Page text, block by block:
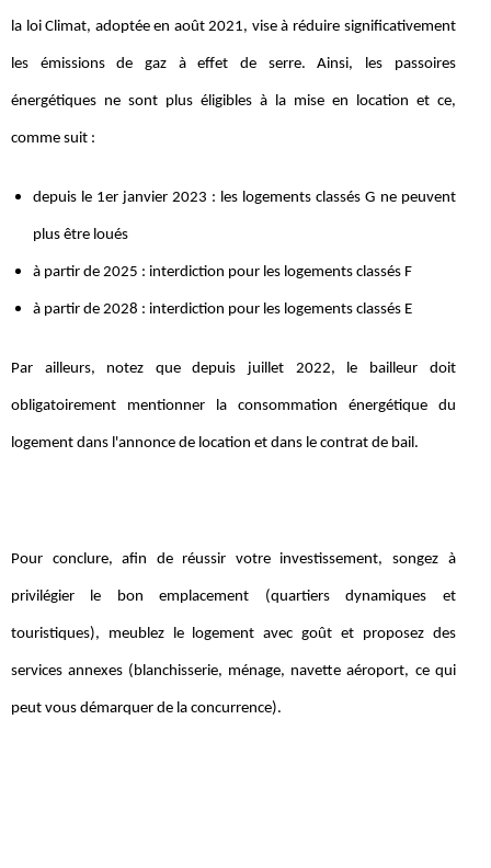
la loi Climat, adoptée en août 2021, vise à réduire significativement
les émissions de gaz à effet de serre. Ainsi, les passoires
énergétiques ne sont plus éligibles à la mise en location et ce,
comme suit :
depuis le 1er janvier 2023 : les logements classés G ne peuvent
plus être loués
à partir de 2025 : interdiction pour les logements classés F
à partir de 2028 : interdiction pour les logements classés E
Par ailleurs, notez que depuis juillet 2022, le bailleur doit
obligatoirement mentionner la consommation énergétique du
logement dans l'annonce de location et dans le contrat de bail.
Pour conclure, afin de réussir votre investissement, songez à
privilégier le bon emplacement (quartiers dynamiques et
touristiques), meublez le logement avec goût et proposez des
services annexes (blanchisserie, ménage, navette aéroport, ce qui
peut vous démarquer de la concurrence).